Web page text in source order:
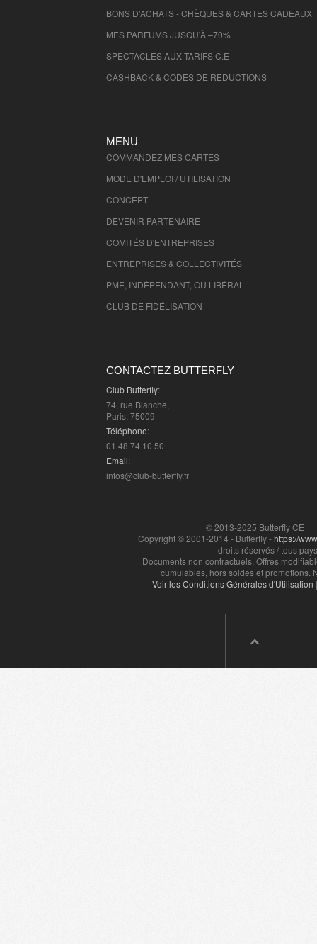
BONS D'ACHATS - CHÈQUES & CARTES CADEAUX
MES PARFUMS JUSQU'À –70%
SPECTACLES AUX TARIFS C.E
CASHBACK & CODES DE REDUCTIONS
MENU
COMMANDEZ MES CARTES
MODE D'EMPLOI / UTILISATION
CONCEPT
DEVENIR PARTENAIRE
COMITÉS D'ENTREPRISES
ENTREPRISES & COLLECTIVITÉS
PME, INDÉPENDANT, OU LIBÉRAL
CLUB DE FIDÉLISATION
CONTACTEZ BUTTERFLY
Club Butterfly:
74, rue Blanche,
Paris, 75009
Téléphone:
01 48 74 10 50
Email:
infos@club-butterfly.fr
© 2013-2025 Butterfly CE
Copyright © 2001-2014 - Butterfly -https://
droits réservés / tous
Documents non contractuels. Offres
cumulables, hors soldes et promotions.
Voir les Conditions Générales d'Utilisation